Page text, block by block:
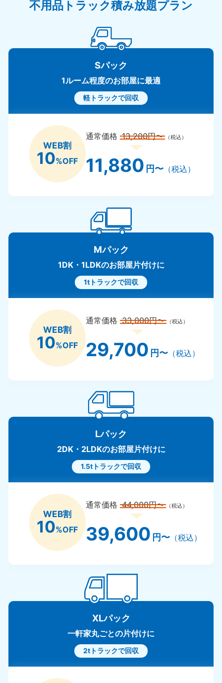
不用品トラック積み放題プラン
Sパック
1ルーム程度のお部屋に最適
軽トラックで回収
WEB割
10%OFF
通常価格13,200円〜 （税込）
11,880 円〜（税込）
Mパック
1DK・1LDKのお部屋片付けに
1tトラックで回収
WEB割
10%OFF
通常価格33,000円〜 （税込）
29,700 円〜（税込）
Lパック
2DK・2LDKのお部屋片付けに
1.5tトラックで回収
WEB割
10%OFF
通常価格44,000円〜 （税込）
39,600 円〜（税込）
XLパック
一軒家丸ごとの片付けに
2tトラックで回収